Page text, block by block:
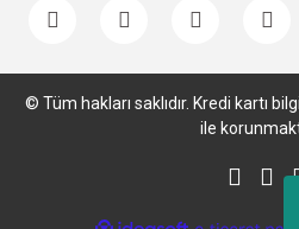
© Tüm hakları saklıdır. Kredi kartı
ile